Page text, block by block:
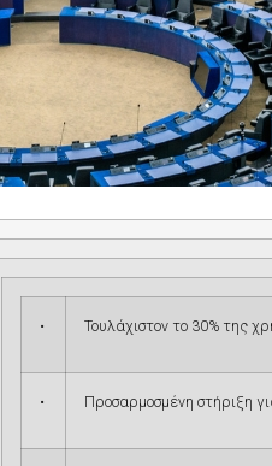
• Τουλάχιστον το 30% της
• Προσαρμοσμένη στήριξη